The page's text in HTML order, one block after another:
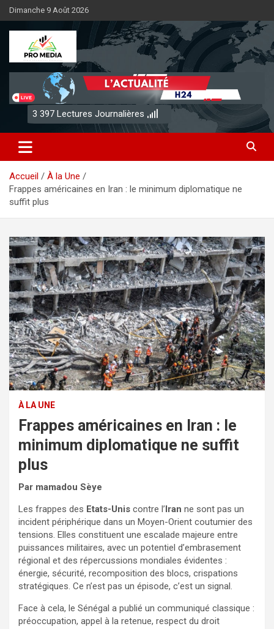
Aller
au
contenu
Dimanche 9 Août 2026
Sénégal Promedia
3 397 Lectures Journalières
Accueil
À la Une
Frappes américaines en Iran : le minimum diplomatique ne
suffit plus
À LA UNE
Frappes américaines en Iran : le
minimum diplomatique ne suffit
plus
Par mamadou Sèye
Les frappes des Etats-Unis contre l’Iran ne sont pas un
incident périphérique dans un Moyen-Orient coutumier des
tensions. Elles constituent une escalade majeure entre
puissances militaires, avec un potentiel d’embrasement
régional et des répercussions mondiales évidentes :
énergie, sécurité, recomposition des blocs, crispations
stratégiques. Ce n’est pas un épisode, c’est un signal.
Face à cela, le Sénégal a publié un communiqué classique :
préoccupation, appel à la retenue, respect du droit